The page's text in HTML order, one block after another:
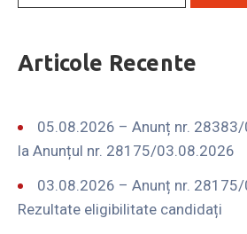
Articole Recente
05.08.2026 – Anunț nr.
la Anunțul nr. 28175/03.08.2026
03.08.2026 – Anunț nr.
Rezultate eligibilitate candidați